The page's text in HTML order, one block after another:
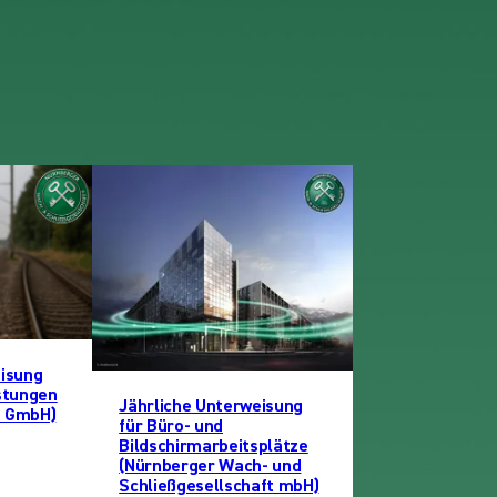
Jährliche Unterweisung
für Büro- und
Bildschirmarbeitsplätze
(Nürnberger Wach- und
Schließgesellschaft mbH)